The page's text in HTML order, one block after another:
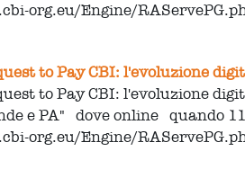
org.eu/Engine/
to Pay CBI: l'evoluzione
to Pay CBI: l'evoluzione
e PA" dove online quando 11
org.eu/Engine/